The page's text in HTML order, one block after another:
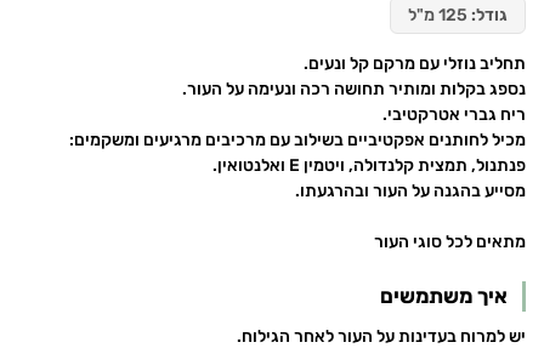
גודל:
תחליב נוזלי עם מרקם קל ונעים.
נספג בקלות ומותיר תחושה רכה ונעימה על העור.
ריח גברי אטרקטיבי.
מכיל לחותנים אפקטיביים בשילוב עם מרכיבים מרגיעים ומשקמים:
פנתנול, תמצית קלנדולה, ויטמין E ואלנטואין.
מסייע בהגנה על העור ובהרגעתו.
מתאים לכל סוגי העור
איך משתמשים
יש למרוח בעדינות על העור לאחר הגילוח.